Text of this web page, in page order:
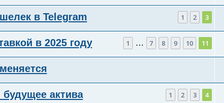
в Telegram 1 2 3
в 2025 году 1 … 7 8 9 10 11
актива 1 2 3 4